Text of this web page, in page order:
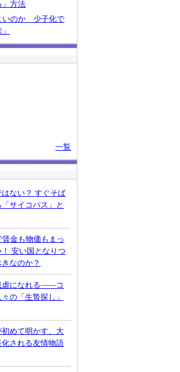
」方法
いのか 少子化で
一覧
ない？ すぐそば
サイコパス」と
賃金も物価もまっ
安い国となりつ
なのか？
虐になれる――コ
の「生贄探し」
めて明かす、大
される友情物語